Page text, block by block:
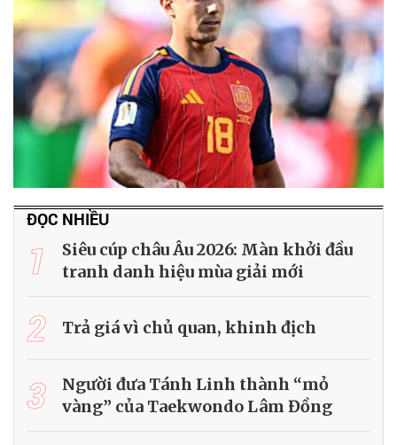
ĐỌC NHIỀU
1
Siêu cúp châu Âu 2026: Màn khởi đầu
tranh danh hiệu mùa giải mới
2 Trả giá vì chủ quan, khinh địch
3
Người đưa Tánh Linh thành “mỏ
vàng” của Taekwondo Lâm Đồng